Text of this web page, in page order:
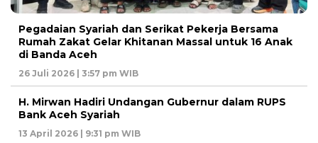
Pegadaian Syariah dan Serikat Pekerja Bersama
Rumah Zakat Gelar Khitanan Massal untuk 16 Anak
di Banda Aceh
26 Juli 2026 | 3:57 pm WIB
H. Mirwan Hadiri Undangan Gubernur dalam RUPS
Bank Aceh Syariah
13 April 2026 | 9:31 pm WIB